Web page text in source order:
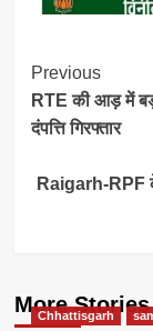
Post
Previous
RTE की आड़ में
दंपत्ति गिरफ्तार
Raigarh-RPF के
More Stories
Chhattisgarh